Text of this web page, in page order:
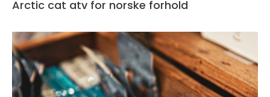
Arctic cat atv for norske forhold